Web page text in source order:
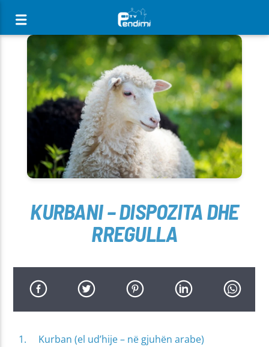
[There are no radio stations in the database]
KURBANI – DISPOZITA DHE
RREGULLA
Kurban (el ud’hije – në gjuhën arabe)